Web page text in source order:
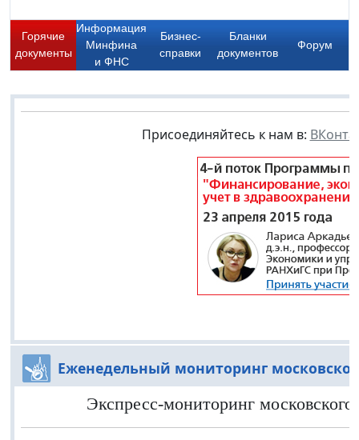
Горячие
документы
Информация
Минфина
и ФНС
Бизнес-
справки
Бланки
документов
Форум
Присоединяйтесь к нам в:
Еженедельный мониторинг
Экспресс-мониторинг московского